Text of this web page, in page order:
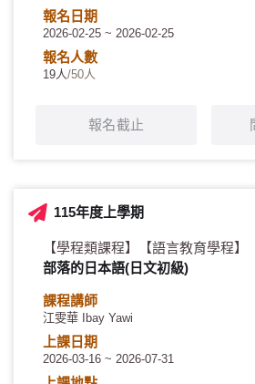
報名日期
2026-02-25 ~ 2026-02-25
報名人數
19人/50人
報名截止
115年度上學期
【學程類課程】
【語言教育學程】
部落的日本語(日文初級)
課程講師
江雯華 Ibay Yawi
上課日期
2026-03-16 ~ 2026-07-31